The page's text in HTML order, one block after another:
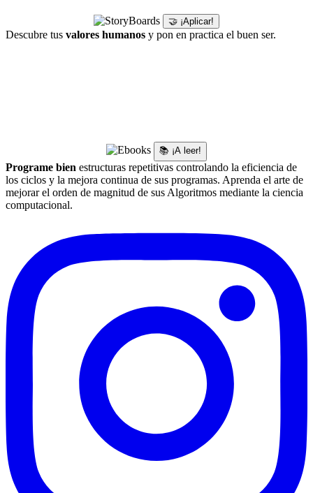
🤝 ¡Aplicar!
Descubre tus valores humanos y pon en practica el buen ser.
📚 ¡A leer!
Programe bien estructuras repetitivas controlando la eficiencia de
los ciclos y la mejora continua de sus programas. Aprenda el arte de
mejorar el orden de magnitud de sus Algoritmos mediante la ciencia
computacional.